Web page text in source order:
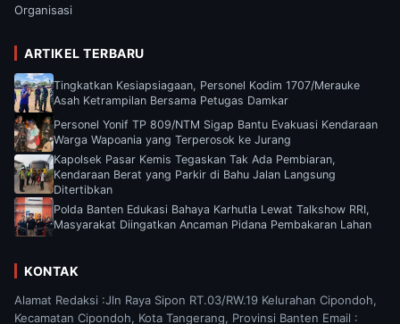
Organisasi
ARTIKEL TERBARU
Tingkatkan Kesiapsiagaan, Personel Kodim 1707/Merauke
Asah Ketrampilan Bersama Petugas Damkar
Personel Yonif TP 809/NTM Sigap Bantu Evakuasi Kendaraan
Warga Wapoania yang Terperosok ke Jurang
Kapolsek Pasar Kemis Tegaskan Tak Ada Pembiaran,
Kendaraan Berat yang Parkir di Bahu Jalan Langsung
Ditertibkan
Polda Banten Edukasi Bahaya Karhutla Lewat Talkshow RRI,
Masyarakat Diingatkan Ancaman Pidana Pembakaran Lahan
KONTAK
Alamat Redaksi :Jln Raya Sipon RT.03/RW.19 Kelurahan Cipondoh,
Kecamatan Cipondoh, Kota Tangerang, Provinsi Banten Email :